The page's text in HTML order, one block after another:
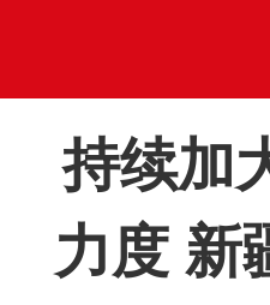
持续加
力度 新